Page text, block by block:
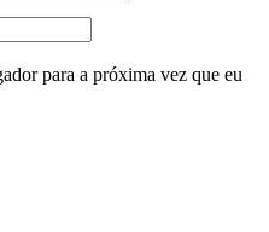
para a próxima vez que eu